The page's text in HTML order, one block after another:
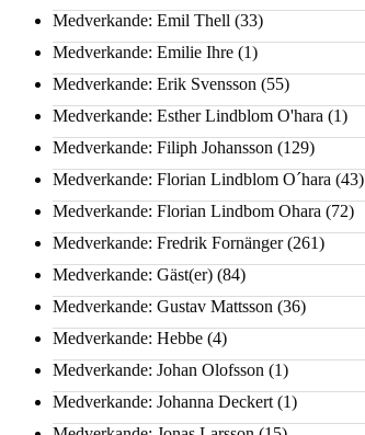
Medverkande: Emil Thell (33)
Medverkande: Emilie Ihre (1)
Medverkande: Erik Svensson (55)
Medverkande: Esther Lindblom O'hara (1)
Medverkande: Filiph Johansson (129)
Medverkande: Florian Lindblom O´hara (43)
Medverkande: Florian Lindbom Ohara (72)
Medverkande: Fredrik Fornänger(261)
Medverkande: Gäst(er) (84)
Medverkande: Gustav Mattsson (36)
Medverkande: Hebbe (4)
Medverkande: Johan Olofsson (1)
Medverkande: Johanna Deckert (1)